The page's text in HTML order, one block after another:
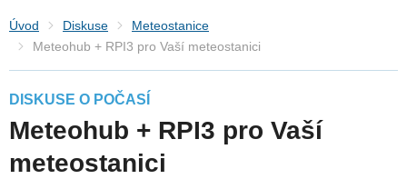
Úvod Diskuse
Meteostanice
Meteohub + RPI3 pro Vaší meteostanici
DISKUSE O POČASÍ
Meteohub + RPI3 pro Vaší
meteostanici